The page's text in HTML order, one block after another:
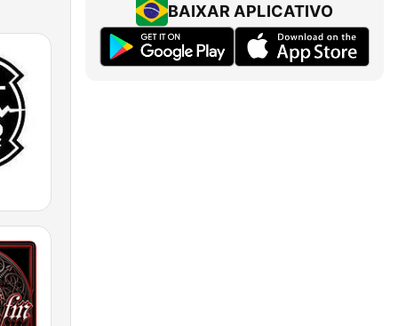
BAIXAR APLICATIVO